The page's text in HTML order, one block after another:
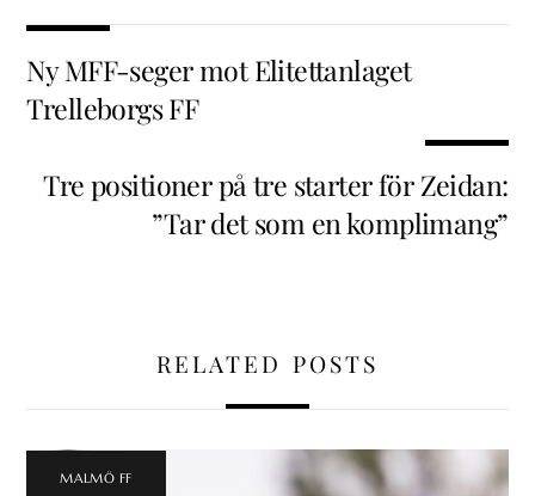
Ny MFF-seger mot Elitettanlaget
Trelleborgs FF
Tre positioner på tre starter för Zeidan:
”Tar det som en komplimang”
RELATED POSTS
MALMÖ FF